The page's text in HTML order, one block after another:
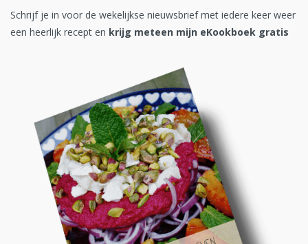
Schrijf je in voor de wekelijkse nieuwsbrief met iedere keer weer
een heerlijk recept en krijg meteen mijn eKookboek gratis